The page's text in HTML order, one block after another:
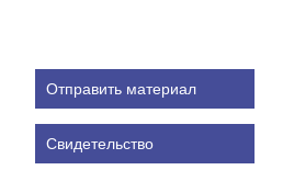
Отправить материал
Свидетельство